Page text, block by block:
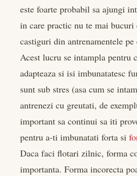
este foarte probabil sa ajungi
in care practic nu te mai bucuri
castiguri din antrenamentele
Acest lucru se intampla pentru
adapteaza si isi imbunatatesc
sunt sub stres (asa cum se
antrenezi cu greutati, de
important sa continui sa iti
pentru a-ti imbunatati forta si
Daca faci flotari zilnic, forma
importanta. Forma incorecta